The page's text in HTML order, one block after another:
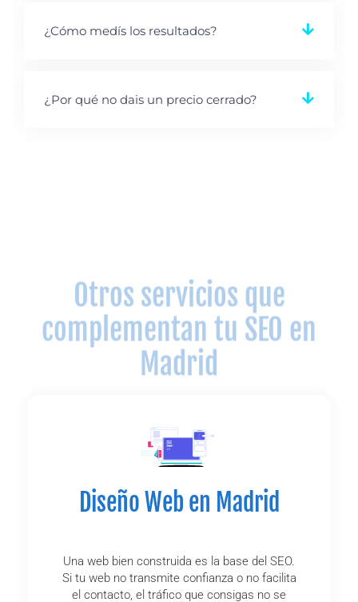
¿Cómo medís los resultados?
¿Por qué no dais un precio cerrado?
Otros servicios que
complementan tu SEO en
Madrid
Diseño Web en Madrid
Una web bien construida es la base del SEO.
Si tu web no transmite confianza o no facilita
el contacto, el tráfico que consigas no se